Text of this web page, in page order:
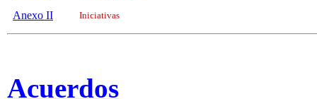
Anexo II Iniciativas
Acuerdos